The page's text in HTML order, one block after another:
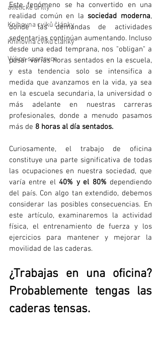
atletické drilly
Knihovna cviků články
Knihovna cviků články
Výkon sportovce
Este fenómeno se ha convertido en una
realidad común en la sociedad moderna,
donde las demandas de actividades
sedentarias continúan aumentando. Incluso
desde una edad temprana, nos "obligan" a
pasar varias horas sentados en la escuela,
y esta tendencia solo se intensifica a
medida que avanzamos en la vida, ya sea
en la escuela secundaria, la universidad o
más adelante en nuestras carreras
profesionales, donde a menudo pasamos
más de 8 horas al día sentados.
Curiosamente, el trabajo de oficina
constituye una parte significativa de todas
las ocupaciones en nuestra sociedad, que
varía entre el 40% y el 80% dependiendo
del país. Con algo tan extendido, debemos
considerar las posibles consecuencias. En
este artículo, examinaremos la actividad
física, el entrenamiento de fuerza y los
ejercicios para mantener y mejorar la
movilidad de las caderas.
¿Trabajas en una oficina?
Probablemente tengas las
caderas tensas.